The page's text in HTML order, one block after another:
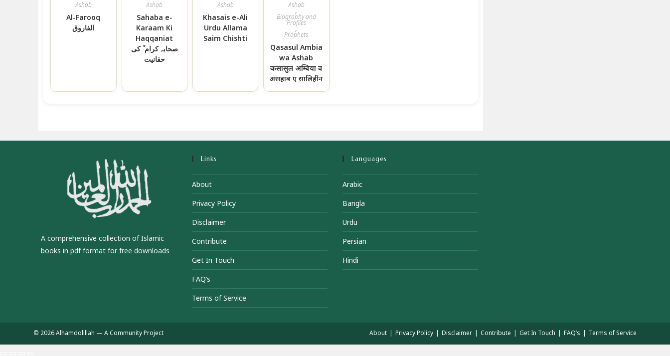
Ashab
Al-Farooq
الفاروق
Ashab
Sahaba e-
Karaam Ki
Haqqaniat
صحابہ کرام ؓ کی
حقانیت
Ashab
Khasais e-Ali
Urdu Allama
Saim Chishti
Ashab
,
Biography and
Profiles
,
Prophets
Qasasul Ambia
wa Ashab
कसासुल अम्बिया व
असहाब ए सालिहीन
A comprehensive collection of Islamic
books in pdf format for free downloads
Links
About
Privacy Policy
Disclaimer
Contribute
Get In Touch
FAQ’s
Terms of Service
Languages
Arabic
Bangla
Urdu
Persian
Hindi
About Privacy Policy Disclaimer Contribute Get In Touch FAQ’s Terms of Service
© 2026 Alhamdolillah — A Community Project